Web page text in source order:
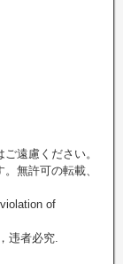
遠慮ください。
無許可の転載、
of
违者必究.